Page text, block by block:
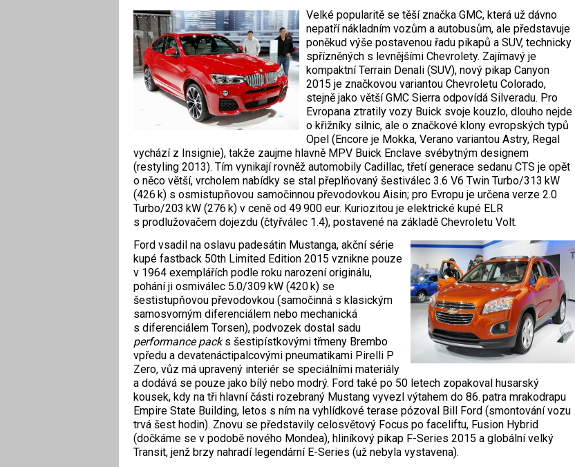
Velké popularitě se těší značka GMC, která už dávno
nepatří nákladním vozům a autobusům, ale představuje
poněkud výše postavenou řadu pikapů a SUV, technicky
spřízněných s levnějšími Chevrolety. Zajímavý je
kompaktní Terrain Denali (SUV), nový pikap Canyon
2015 je značkovou variantou Chevroletu Colorado,
stejně jako větší GMC Sierra odpovídá Silveradu. Pro
Evropana ztratily vozy Buick svoje kouzlo, dlouho nejde
o křižníky silnic, ale o značkové klony evropských typů
Opel (Encore je Mokka, Verano variantou Astry, Regal
vychází z Insignie), takže zaujme hlavně MPV Buick Enclave svébytným designem
(restyling 2013). Tím vynikají rovněž automobily Cadillac, třetí generace sedanu CTS je opět
o něco větší, vrcholem nabídky se stal přeplňovaný šestiválec 3.6 V6 Twin Turbo/313 kW
(426 k) s osmistupňovou samočinnou převodovkou Aisin; pro Evropu je určena verze 2.0
Turbo/203 kW (276 k) v ceně od 49 900 eur. Kuriozitou je elektrické kupé ELR
s prodlužovačem dojezdu (čtyřválec 1.4), postavené na základě Chevroletu Volt.
Ford vsadil na oslavu padesátin Mustanga, akční série
kupé fastback 50th Limited Edition 2015 vznikne pouze
v 1964 exemplářích podle roku narození originálu,
pohání ji osmiválec 5.0/309 kW (420 k) se
šestistupňovou převodovkou (samočinná s klasickým
samosvorným diferenciálem nebo mechanická
s diferenciálem Torsen), podvozek dostal sadu
performance packs šestipístkovými třmeny Brembo
vpředu a devatenáctipalcovými pneumatikami Pirelli P
Zero, vůz má upravený interiér se speciálními materiály
a dodává se pouze jako bílý nebo modrý. Ford také po 50 letech zopakoval husarský
kousek, kdy na tři hlavní části rozebraný Mustang vyvezl výtahem do 86. patra mrakodrapu
Empire State Building, letos s ním na vyhlídkové terase pózoval Bill Ford (smontování vozu
trvá šest hodin). Znovu se představily celosvětový Focus po faceliftu, Fusion Hybrid
(dočkáme se v podobě nového Mondea), hliníkový pikap F-Series 2015 a globální velký
Transit, jenž brzy nahradí legendární E-Series (už nebyla vystavena).